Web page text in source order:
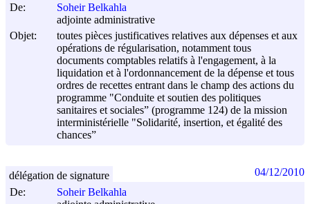
De:
Soheir Belkahla
adjointe administrative
Objet:
toutes pièces justificatives relatives aux dépenses et aux
opérations de régularisation, notamment tous
documents comptables relatifs à l'engagement, à la
liquidation et à l'ordonnancement de la dépense et tous
ordres de recettes entrant dans le champ des actions du
programme "Conduite et soutien des politiques
sanitaires et sociales” (programme 124) de la mission
interministérielle "Solidarité, insertion, et égalité des
chances”
De:
Soheir Belkahla
délégation de signature 04/12/2010